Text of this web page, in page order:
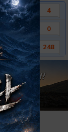
4
0
248